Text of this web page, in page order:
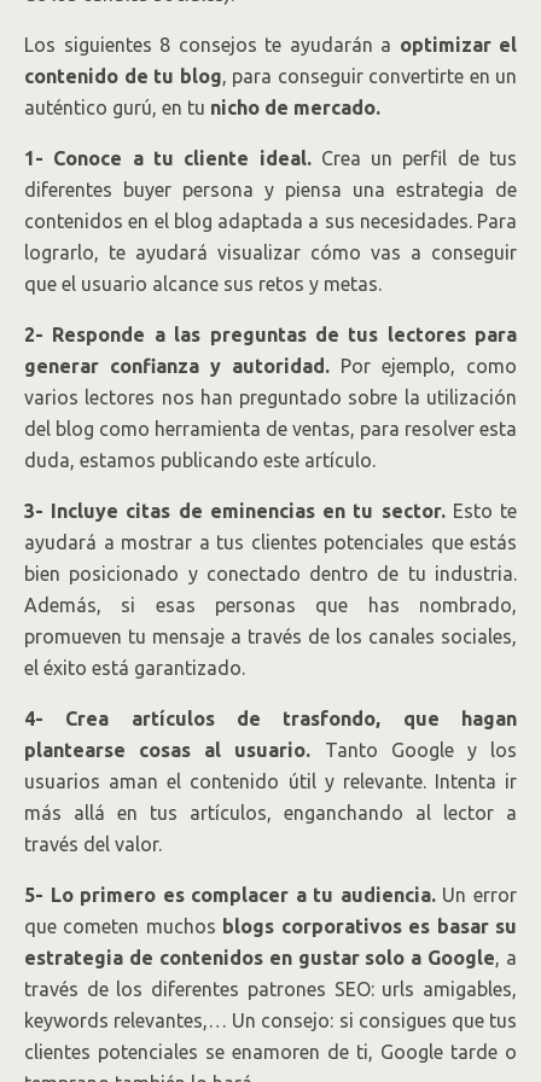
Los siguientes 8 consejos te ayudarán a optimizar el
contenido de tu blog, para conseguir convertirte en un
auténtico gurú, en tu nicho de mercado.
1- Conoce a tu cliente ideal.Crea un perfil de tus
diferentes buyer persona y piensa una estrategia de
contenidos en el blog adaptada a sus necesidades. Para
lograrlo, te ayudará visualizar cómo vas a conseguir
que el usuario alcance sus retos y metas.
2- Responde a las preguntas de tus lectores para
generar confianza y autoridad. Por ejemplo, como
varios lectores nos han preguntado sobre la utilización
del blog como herramienta de ventas, para resolver esta
duda, estamos publicando este artículo.
3- Incluye citas de eminencias en tu sector.Esto te
ayudará a mostrar a tus clientes potenciales que estás
bien posicionado y conectado dentro de tu industria.
Además, si esas personas que has nombrado,
promueven tu mensaje a través de los canales sociales,
el éxito está garantizado.
4- Crea artículos de trasfondo, que hagan
plantearse cosas al usuario. Tanto Google y los
usuarios aman el contenido útil y relevante. Intenta ir
más allá en tus artículos, enganchando al lector a
través del valor.
5- Lo primero es complacer a tu audiencia.Un error
que cometen muchos blogs corporativos es basar su
estrategia de contenidos en gustar solo a Google, a
través de los diferentes patrones SEO: urls amigables,
keywords relevantes,… Un consejo: si consigues que tus
clientes potenciales se enamoren de ti, Google tarde o